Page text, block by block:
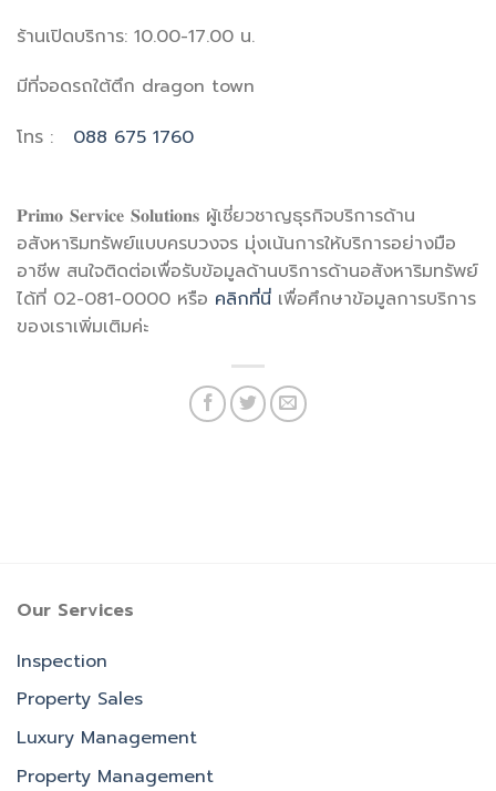
ร้านเปิดบริการ: 10.00-17.00 น.
มีที่จอดรถใต้ตึก dragon town
โทร : 088 675 1760
𝐏𝐫𝐢𝐦𝐨 𝐒𝐞𝐫𝐯𝐢𝐜𝐞 𝐒𝐨𝐥𝐮𝐭𝐢𝐨𝐧𝐬 ผู้เชี่ยวชาญธุรกิจบริการด้าน
อสังหาริมทรัพย์แบบครบวงจร มุ่งเน้นการให้บริการอย่างมือ
อาชีพ สนใจติดต่อเพื่อรับข้อมูลด้านบริการด้านอสังหาริมทรัพย์
ได้ที่ 02-081-0000 หรือ คลิกที่นี่ เพื่อศึกษาข้อมูลการบริการ
ของเราเพิ่มเติมค่ะ
Our Services
Inspection
Property Sales
Luxury Management
Property Management